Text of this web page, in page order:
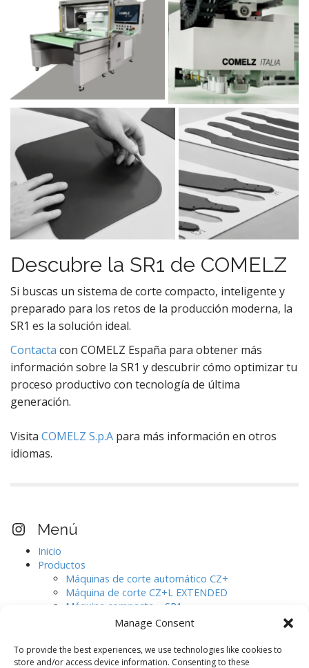
Manage Consent
To provide the best experiences, we use technologies like cookies to
store and/or access device information. Consenting to these
Descubre la SR1 de COMELZ
Si buscas un sistema de corte compacto, inteligente y
preparado para los retos de la producción moderna, la
SR1 es la solución ideal.
Contacta con COMELZ España para obtener más
información sobre la SR1 y descubrir cómo optimizar tu
proceso productivo con tecnología de última
generación.
Visita COMELZ S.p.A para más información en otros
idiomas.
Visita nuestro perfil Instagram
Menú
Inicio
Productos
Máquinas de corte automático CZ+
Máquina de corte CZ+L EXTENDED
Máquina compacta – SR1
Máquinas de corte automático CJ.
AURELIA
Software de diseño